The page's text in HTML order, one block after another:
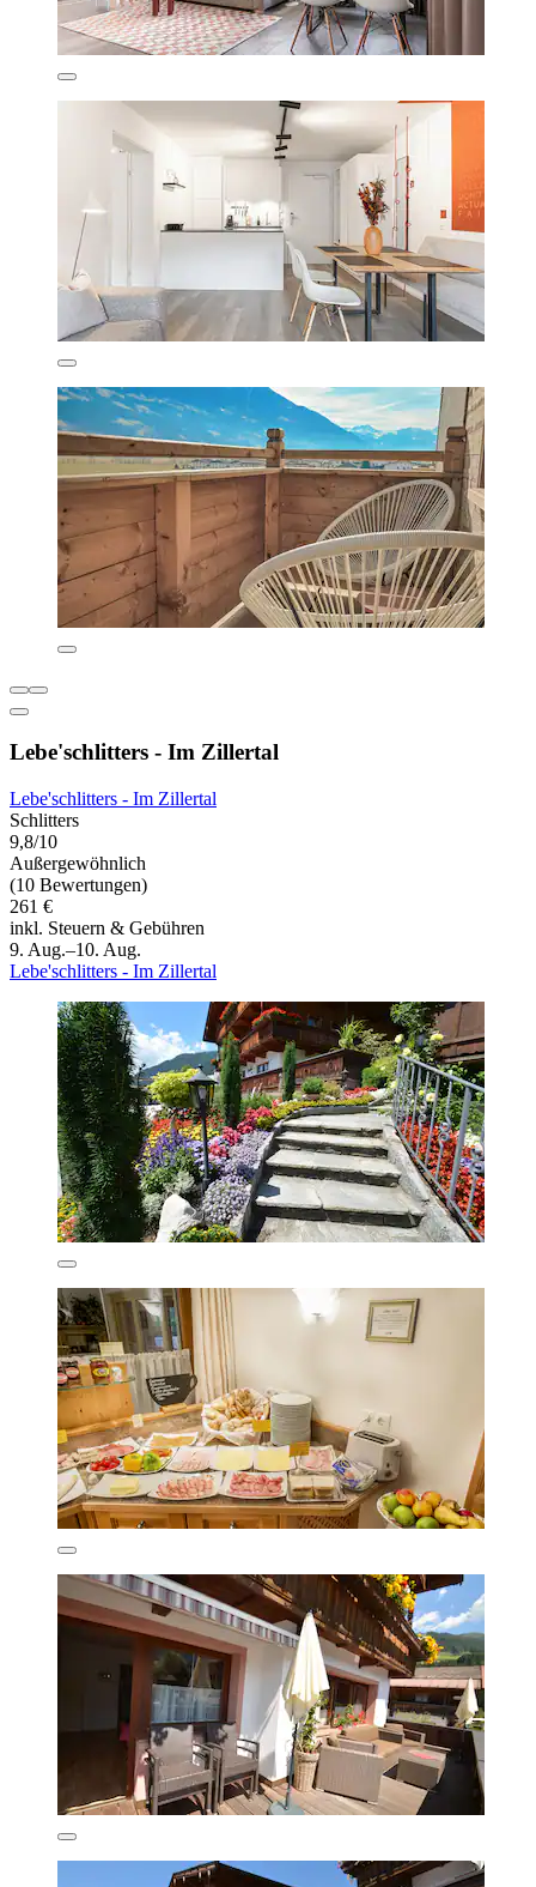
Lebe'schlitters - Im Zillertal
Lebe'schlitters - Im Zillertal
Schlitters
9,8/10
Außergewöhnlich
(10 Bewertungen)
261 €
inkl. Steuern & Gebühren
9. Aug.–10. Aug.
Lebe'schlitters - Im Zillertal